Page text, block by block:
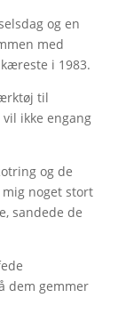
og en
med
i 1983.
til
ikke engang
og de
noget stort
sandede de
dem gemmer